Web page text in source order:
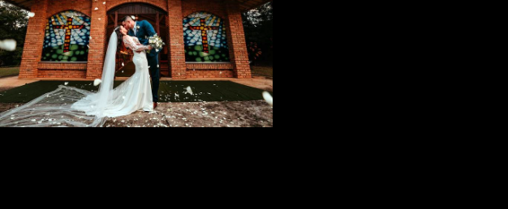
837 0